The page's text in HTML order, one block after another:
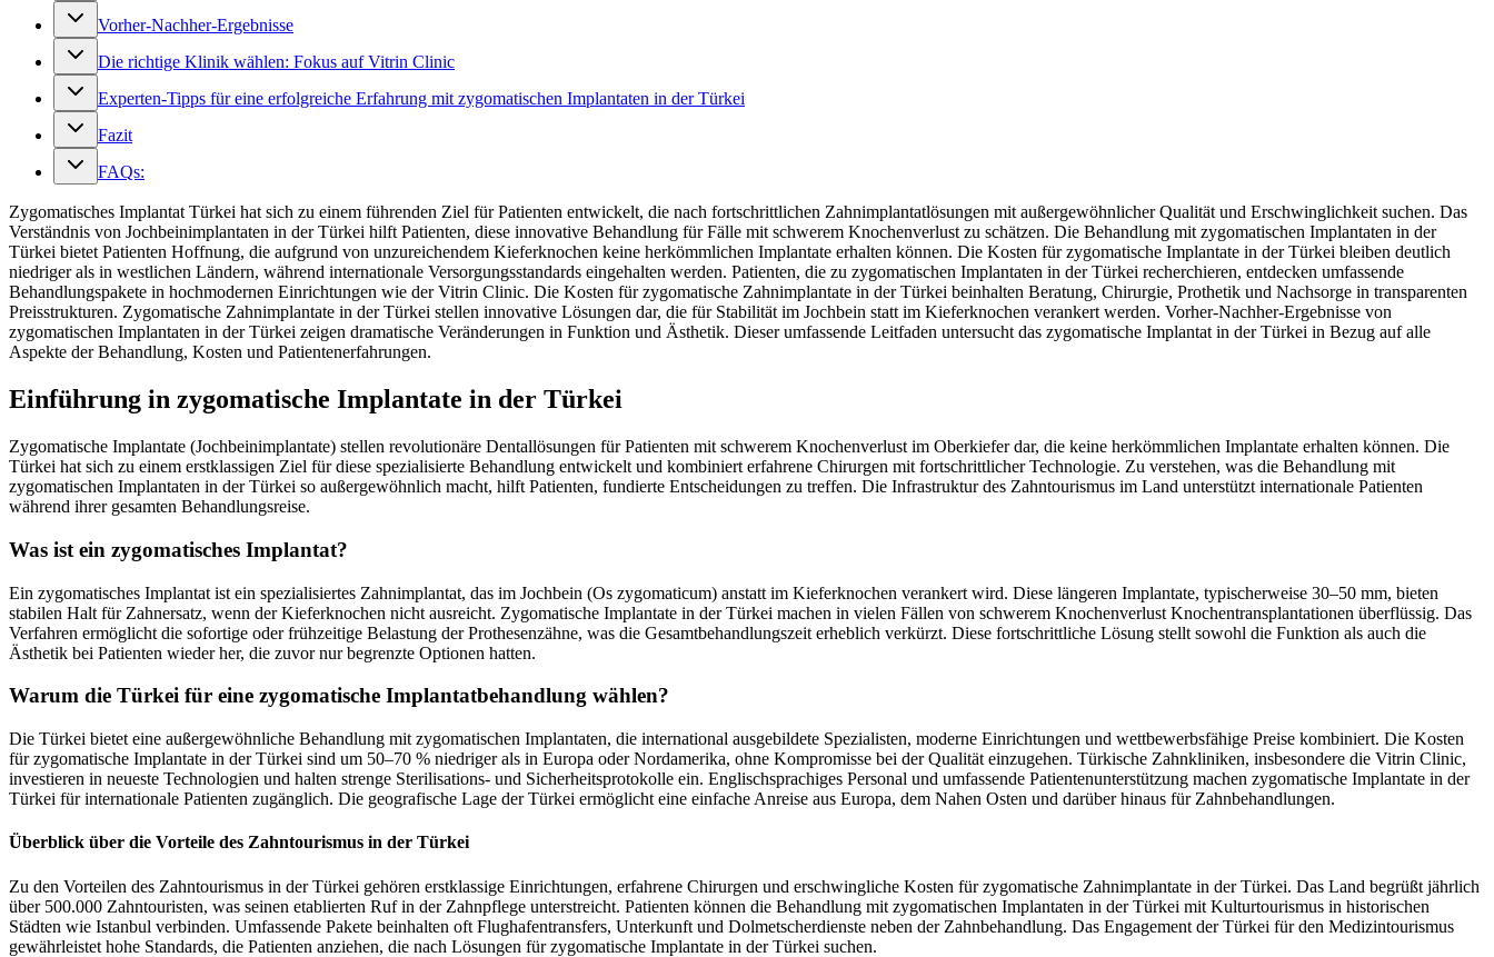
Vorher-Nachher-Ergebnisse
Die richtige Klinik wählen: Fokus auf Vitrin Clinic
Experten-Tipps für eine erfolgreiche Erfahrung mit zygomatischen Implantaten in der Türkei
Fazit
FAQs:
Zygomatisches Implantat Türkei hat sich zu einem führenden Ziel für Patienten entwickelt, die nach fortschrittlichen Zahnimplantatlösungen mit außergewöhnlicher Qualität und Erschwinglichkeit suchen. Das
Verständnis von Jochbeinimplantaten in der Türkei hilft Patienten, diese innovative Behandlung für Fälle mit schwerem Knochenverlust zu schätzen. Die Behandlung mit zygomatischen Implantaten in der
Türkei bietet Patienten Hoffnung, die aufgrund von unzureichendem Kieferknochen keine herkömmlichen Implantate erhalten können. Die Kosten für zygomatische Implantate in der Türkei bleiben deutlich
niedriger als in westlichen Ländern, während internationale Versorgungsstandards eingehalten werden. Patienten, die zu zygomatischen Implantaten in der Türkei recherchieren, entdecken umfassende
Behandlungspakete in hochmodernen Einrichtungen wie der Vitrin Clinic. Die Kosten für zygomatische Zahnimplantate in der Türkei beinhalten Beratung, Chirurgie, Prothetik und Nachsorge in transparenten
Preisstrukturen. Zygomatische Zahnimplantate in der Türkei stellen innovative Lösungen dar, die für Stabilität im Jochbein statt im Kieferknochen verankert werden. Vorher-Nachher-Ergebnisse von
zygomatischen Implantaten in der Türkei zeigen dramatische Veränderungen in Funktion und Ästhetik. Dieser umfassende Leitfaden untersucht das zygomatische Implantat in der Türkei in Bezug auf alle
Aspekte der Behandlung, Kosten und Patientenerfahrungen.
Einführung in zygomatische Implantate in der Türkei
Zygomatische Implantate (Jochbeinimplantate) stellen revolutionäre Dentallösungen für Patienten mit schwerem Knochenverlust im Oberkiefer dar, die keine herkömmlichen Implantate erhalten können. Die
Türkei hat sich zu einem erstklassigen Ziel für diese spezialisierte Behandlung entwickelt und kombiniert erfahrene Chirurgen mit fortschrittlicher Technologie. Zu verstehen, was die Behandlung mit
zygomatischen Implantaten in der Türkei so außergewöhnlich macht, hilft Patienten, fundierte Entscheidungen zu treffen. Die Infrastruktur des Zahntourismus im Land unterstützt internationale Patienten
während ihrer gesamten Behandlungsreise.
Was ist ein zygomatisches Implantat?
Ein zygomatisches Implantat ist ein spezialisiertes Zahnimplantat, das im Jochbein (Os zygomaticum) anstatt im Kieferknochen verankert wird. Diese längeren Implantate, typischerweise 30–50 mm, bieten
stabilen Halt für Zahnersatz, wenn der Kieferknochen nicht ausreicht. Zygomatische Implantate in der Türkei machen in vielen Fällen von schwerem Knochenverlust Knochentransplantationen überflüssig. Das
Verfahren ermöglicht die sofortige oder frühzeitige Belastung der Prothesenzähne, was die Gesamtbehandlungszeit erheblich verkürzt. Diese fortschrittliche Lösung stellt sowohl die Funktion als auch die
Ästhetik bei Patienten wieder her, die zuvor nur begrenzte Optionen hatten.
Warum die Türkei für eine zygomatische Implantatbehandlung wählen?
Die Türkei bietet eine außergewöhnliche Behandlung mit zygomatischen Implantaten, die international ausgebildete Spezialisten, moderne Einrichtungen und wettbewerbsfähige Preise kombiniert. Die Kosten
für zygomatische Implantate in der Türkei sind um 50–70 % niedriger als in Europa oder Nordamerika, ohne Kompromisse bei der Qualität einzugehen. Türkische Zahnkliniken, insbesondere die Vitrin Clinic,
investieren in neueste Technologien und halten strenge Sterilisations- und Sicherheitsprotokolle ein. Englischsprachiges Personal und umfassende Patientenunterstützung machen zygomatische Implantate in der
Türkei für internationale Patienten zugänglich. Die geografische Lage der Türkei ermöglicht eine einfache Anreise aus Europa, dem Nahen Osten und darüber hinaus für Zahnbehandlungen.
Überblick über die Vorteile des Zahntourismus in der Türkei
Zu den Vorteilen des Zahntourismus in der Türkei gehören erstklassige Einrichtungen, erfahrene Chirurgen und erschwingliche Kosten für zygomatische Zahnimplantate in der Türkei. Das Land begrüßt jährlich
über 500.000 Zahntouristen, was seinen etablierten Ruf in der Zahnpflege unterstreicht. Patienten können die Behandlung mit zygomatischen Implantaten in der Türkei mit Kulturtourismus in historischen
Städten wie Istanbul verbinden. Umfassende Pakete beinhalten oft Flughafentransfers, Unterkunft und Dolmetscherdienste neben der Zahnbehandlung. Das Engagement der Türkei für den Medizintourismus
gewährleistet hohe Standards, die Patienten anziehen, die nach Lösungen für zygomatische Implantate in der Türkei suchen.